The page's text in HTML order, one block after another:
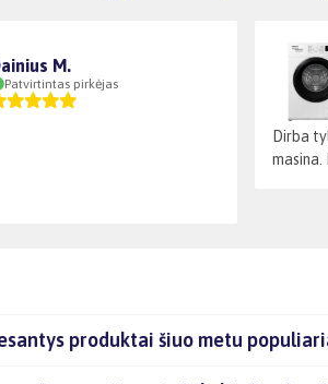
M.
Patvirtintas pirkėjas
Dirba
masina.
produktai šiuo metu